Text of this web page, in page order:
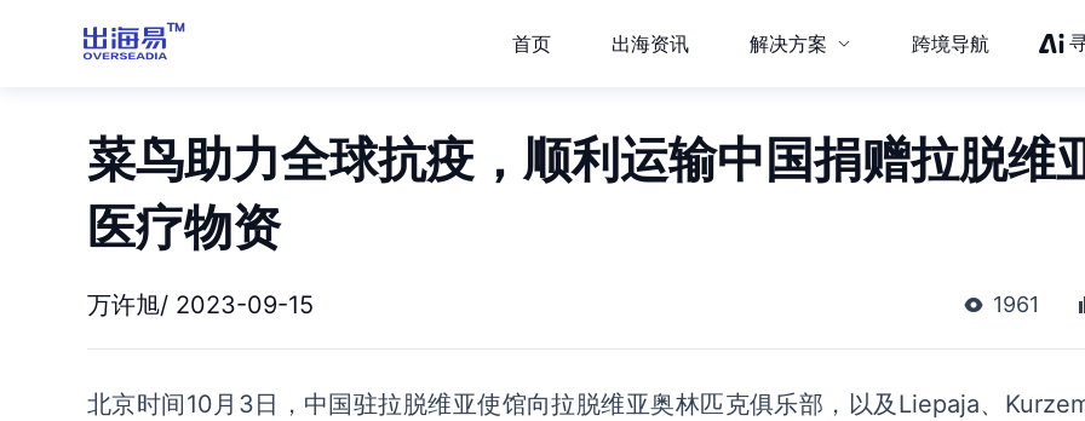
首页 出海资讯 解决方案 跨境导航
菜鸟助力全球抗疫，顺利运输中国捐赠拉脱维
医疗物资
万许旭/ 2023-09-15 1961
北京时间10月 3日 ， 中国驻拉脱维亚使馆向拉脱维亚奥林匹克俱乐部 ，以及 Liepaja、